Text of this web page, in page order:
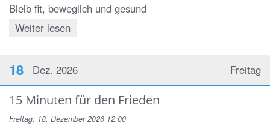
Bleib fit, beweglich und gesund
Weiter lesen
Freitag
18 Dez. 2026
15 Minuten für den Frieden
Freitag, 18. Dezember 2026 12:00